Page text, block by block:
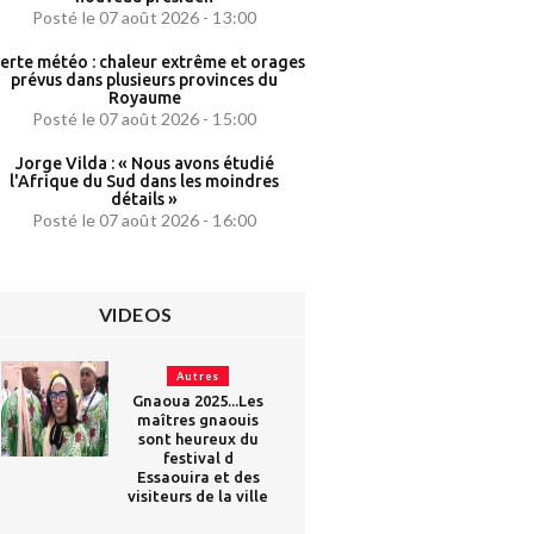
Posté le 07 août 2026 - 13:00
météo : chaleur extrême et orages
prévus dans plusieurs provinces du
Royaume
Posté le 07 août 2026 - 15:00
Jorge Vilda : « Nous avons étudié
l'Afrique du Sud dans les moindres
détails »
Posté le 07 août 2026 - 16:00
VIDEOS
Autres
Gnaoua 2025...Les
maîtres gnaouis
sont heureux du
festival d
Essaouira et des
visiteurs de la ville